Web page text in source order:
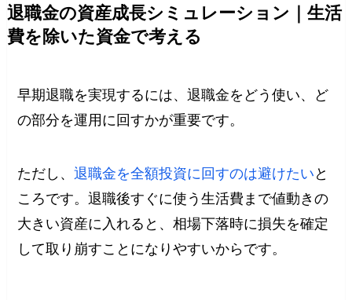
退職金の資産成長シミュレーション｜生活
費を除いた資金で考える
早期退職を実現するには、退職金をどう使い、ど
の部分を運用に回すかが重要です。
ただし、退職金を全額投資に回すのは避けたい と
ころです。退職後すぐに使う生活費まで値動きの
大きい資産に入れると、相場下落時に損失を確定
して取り崩すことになりやすいからです。